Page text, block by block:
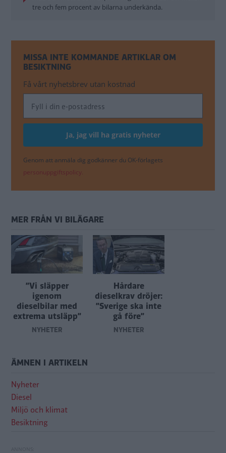
tre och fem procent av bilarna underkända.
MISSA INTE KOMMANDE ARTIKLAR OM
BESIKTNING
Få vårt nyhetsbrev utan kostnad
Genom att anmäla dig godkänner du OK-förlagets
personuppgiftspolicy.
MER FRÅN VI BILÄGARE
”Vi släpper
igenom
dieselbilar med
extrema utsläpp”
NYHETER
Hårdare
dieselkrav dröjer:
”Sverige ska inte
gå före”
NYHETER
ÄMNEN I ARTIKELN
Nyheter
Diesel
Miljö och klimat
Besiktning